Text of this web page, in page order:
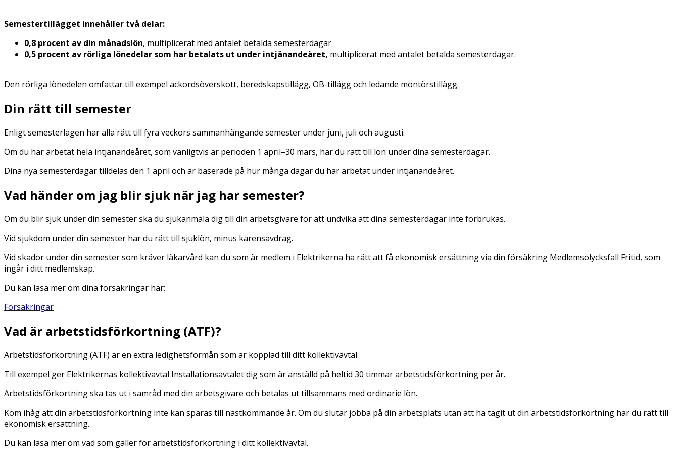
Semestertillägget innehåller två delar:
0,8 procent av din månadslön, multiplicerat med antalet betalda semesterdagar
0,5 procent av rörliga lönedelar som har betalats ut under intjänandeåret, multiplicerat med antalet betalda semesterdagar.
Den rörliga lönedelen omfattar till exempel ackordsöverskott, beredskapstillägg, OB-tillägg och ledande montörstillägg.
Din rätt till semester
Enligt semesterlagen har alla rätt till fyra veckors sammanhängande semester under juni, juli och augusti.
Om du har arbetat hela intjänandeåret, som vanligtvis är perioden 1 april–30 mars, har du rätt till lön under dina semesterdagar.
Dina nya semesterdagar tilldelas den 1 april och är baserade på hur många dagar du har arbetat under intjänandeåret.
Vad händer om jag blir sjuk när jag har semester?
Om du blir sjuk under din semester ska du sjukanmäla dig till din arbetsgivare för att undvika att dina semesterdagar inte förbrukas.
Vid sjukdom under din semester har du rätt till sjuklön, minus karensavdrag.
Vid skador under din semester som kräver läkarvård kan du som är medlem i Elektrikerna ha rätt att få ekonomisk ersättning via din försäkring Medlemsolycksfall Fritid, som
ingår i ditt medlemskap.
Du kan läsa mer om dina försäkringar här:
Försäkringar
Vad är arbetstidsförkortning (ATF)?
Arbetstidsförkortning (ATF) är en extra ledighetsförmån som är kopplad till ditt kollektivavtal.
Till exempel ger Elektrikernas kollektivavtal Installationsavtalet dig som är anställd på heltid 30 timmar arbetstidsförkortning per år.
Arbetstidsförkortning ska tas ut i samråd med din arbetsgivare och betalas ut tillsammans med ordinarie lön.
Kom ihåg att din arbetstidsförkortning inte kan sparas till nästkommande år. Om du slutar jobba på din arbetsplats utan att ha tagit ut din arbetstidsförkortning har du rätt till
ekonomisk ersättning.
Du kan läsa mer om vad som gäller för arbetstidsförkortning i ditt kollektivavtal.